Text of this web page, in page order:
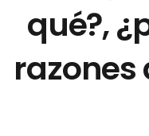
qué?,
razones